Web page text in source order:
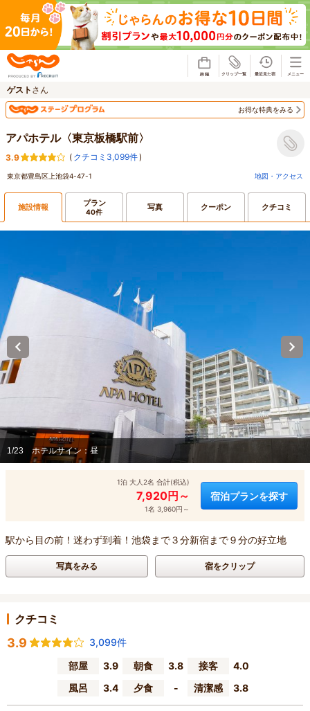
ゲスト さん
お得な特典をみる
アパホテル〈東京板橋駅前〉
3.9 ( クチコミ3,099件)
東京都豊島区上池袋4-47-1 地図・アクセス
施設情報 プラン
40件 写真 クーポン クチコミ
1/23 ホテルサイン：昼
1泊 大人2名 合計(税込)
7,920円～
1名 3,960円～
宿泊プランを探す
駅から目の前！迷わず到着！池袋まで３分新宿まで９分の好立地
写真をみる 宿をクリップ
クチコミ
3.9
3,099件
部屋
3.9 朝食 3.8 接客
4.0
風呂
3.4 夕食 - 清潔感 3.8